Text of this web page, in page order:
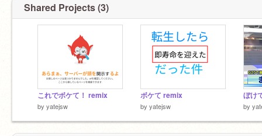
Shared Projects (3)
これでボケて！ remix
by yatejsw
ボケて remix
by yatejsw
ぼけ
by